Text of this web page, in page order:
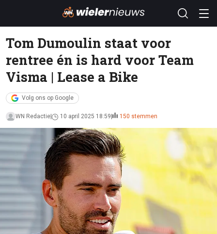
Tom Dumoulin staat voor
rentree én is hard voor Team
Visma | Lease a Bike
Volg ons op Google
WN Redactie 10 april 2025 18:59 150 stemmen